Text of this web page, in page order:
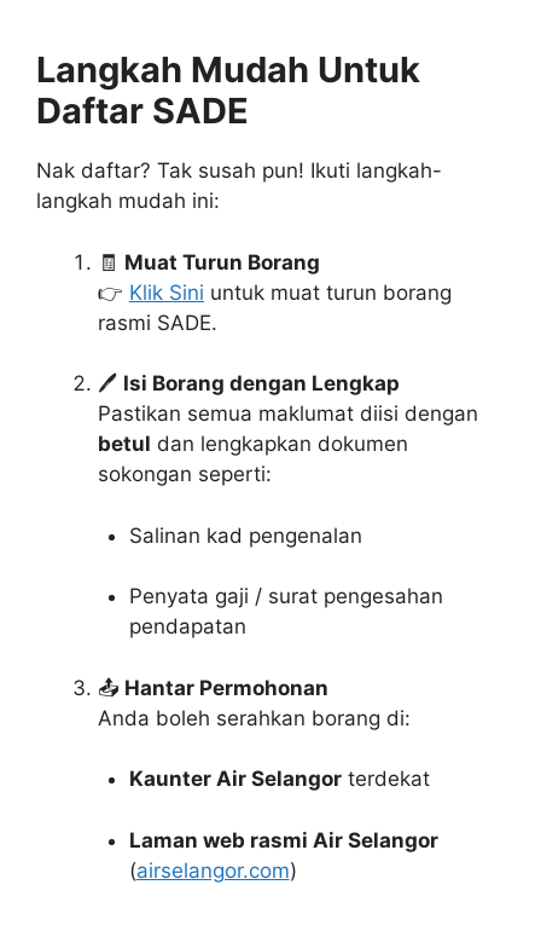
Langkah Mudah Untuk
Daftar SADE
Nak daftar? Tak susah pun! Ikuti langkah-
langkah mudah ini:
🧾 Muat Turun Borang
👉 Klik Sini untuk muat turun borang
rasmi SADE.
🖊️ Isi Borang dengan Lengkap
Pastikan semua maklumat diisi dengan
betul dan lengkapkan dokumen
sokongan seperti:
Salinan kad pengenalan
Penyata gaji / surat pengesahan
pendapatan
📤 Hantar Permohonan
Anda boleh serahkan borang di:
Kaunter Air Selangorterdekat
Laman web rasmi Air Selangor
(airselangor.com)